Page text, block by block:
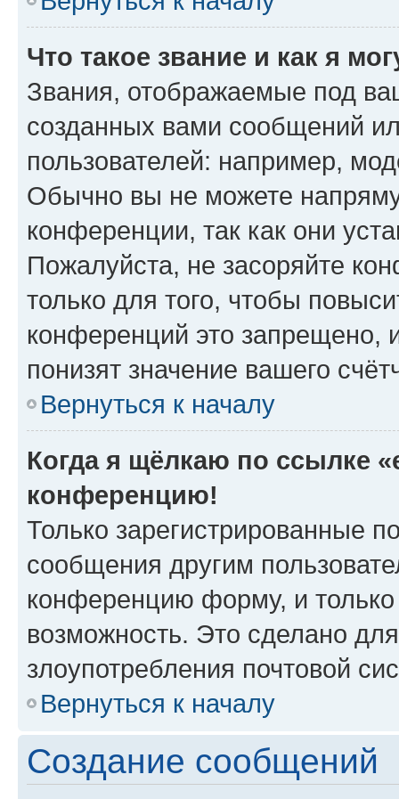
Что такое звание и как я
Звания, отображаемые под
созданных вами сообщений
пользователей: например,
Обычно вы не можете
конференции, так как они
Пожалуйста, не засоряйте
только для того, чтобы
конференций это запрещено,
понизят значение вашего
Вернуться к началу
Когда я щёлкаю по ссылке
конференцию!
Только зарегистрированные
сообщения другим
конференцию форму, и
возможность. Это сделано
злоупотребления почтовой
Вернуться к началу
Создание сообщений